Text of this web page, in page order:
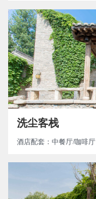
洗尘客栈
酒店配套：中餐厅/咖啡厅